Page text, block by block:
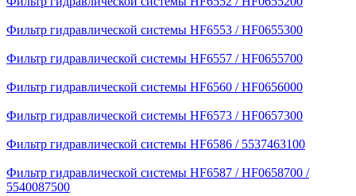
Фильтр гидравлической системы HF6553 / HF0655300
Фильтр гидравлической системы HF6557 / HF0655700
Фильтр гидравлической системы HF6560 / HF0656000
Фильтр гидравлической системы HF6573 / HF0657300
Фильтр гидравлической системы HF6586 / 5537463100
Фильтр гидравлической системы HF6587 / HF0658700 /
5540087500